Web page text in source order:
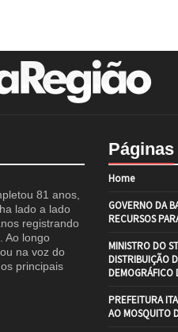
81 anos,
lado a lado
registrando
Ao longo
na voz do
principais
Páginas
Home
GOVERNO DA
RECURSOS
MINISTRO DO
DISTRIBUIÇÃO
DEMOGRÁFICO
PREFEITURA
AO MOSQUITO